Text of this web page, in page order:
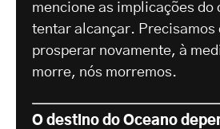
mencione as implicações do
tentar alcançar. Precisamos
prosperar novamente, à
morre, nós morremos.
O destino do Oceano